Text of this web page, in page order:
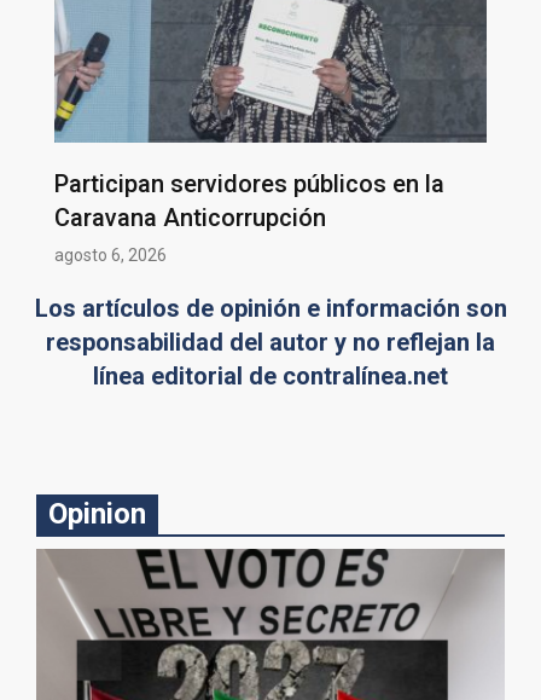
Participan servidores públicos en la
Caravana Anticorrupción
agosto 6, 2026
Los artículos de opinión e información son
responsabilidad del autor y no reflejan la
línea editorial de contralínea.net
Opinion